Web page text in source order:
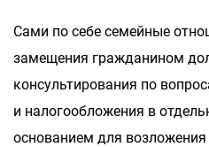
Сами по себе семейные
замещения гражданином
консультирования по
и налогообложения в
основанием для возложения